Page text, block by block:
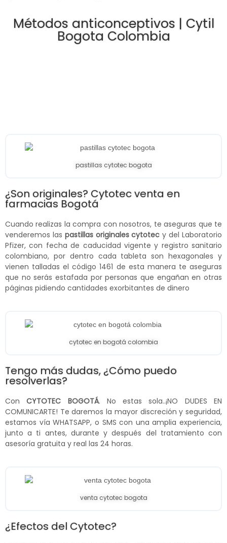
Métodos anticonceptivos | Cytil
Bogota Colombia
pastillas cytotec bogota
¿Son originales? Cytotec venta en
farmacias Bogotá
Cuando realizas la compra con nosotros, te aseguras que te
venderemos las pastillas originales cytotec y del Laboratorio
Pfizer, con fecha de caducidad vigente y registro sanitario
colombiano, por dentro cada tableta son hexagonales y
vienen talladas el código 1461 de esta manera te aseguras
que no serás estafada por personas que engañan en otras
páginas pidiendo cantidades exorbitantes de dinero
cytotec en bogotá colombia
Tengo más dudas, ¿Cómo puedo
resolverlas?
ConCYTOTEC BOGOTÁ. No estas sola..¡NO DUDES EN
COMUNICARTE! Te daremos la mayor discreción y seguridad,
estamos vía WHATSAPP, o SMS con una amplia experiencia,
junto a ti antes, durante y después del tratamiento con
asesoría gratuita y real las 24 horas.
venta cytotec bogota
¿Efectos del Cytotec?